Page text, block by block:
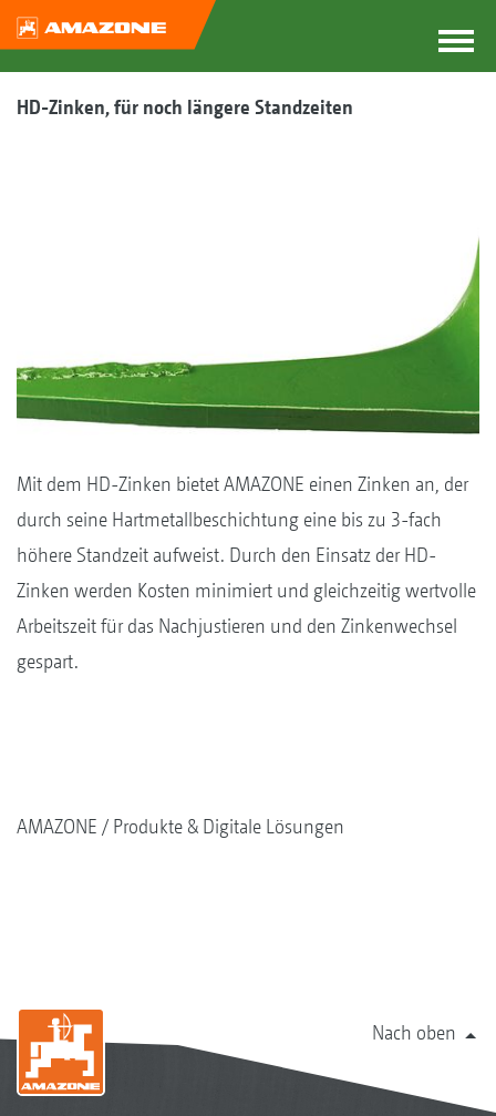
HD-Zinken, für noch längere Standzeiten
Mit dem HD-Zinken bietet AMAZONE einen Zinken an, der
durch seine Hartmetallbeschichtung eine bis zu 3-fach
höhere Standzeit aufweist. Durch den Einsatz der HD-
Zinken werden Kosten minimiert und gleichzeitig wertvolle
Arbeitszeit für das Nachjustieren und den Zinkenwechsel
gespart.
AMAZONE Produkte & Digitale Lösungen
Nach oben